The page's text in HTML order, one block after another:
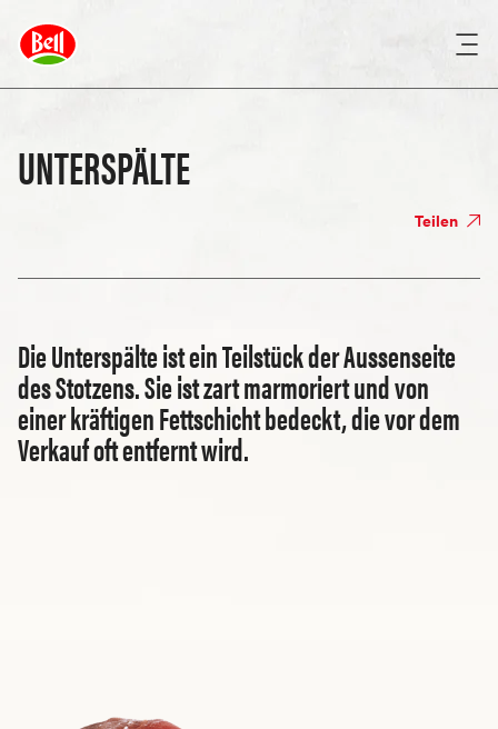
UNTERSPÄLTE
Teilen
Die Unterspälte ist ein Teilstück der Aussenseite
des Stotzens. Sie ist zart marmoriert und von
einer kräftigen Fettschicht bedeckt, die vor dem
Verkauf oft entfernt wird.